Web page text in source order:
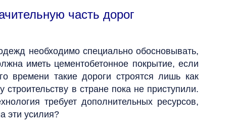
часть дорог
необходимо специально обосновывать,
иметь цементобетонное покрытие, если
времени такие дороги строятся лишь как
в стране пока не приступили.
требует дополнительных ресурсов,
эти усилия?